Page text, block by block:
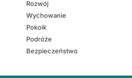
Rozwój
Wychowanie
Pokoik
Podróże
Bezpieczeństwo